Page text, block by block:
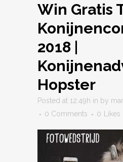
Win Gratis
2018 |
Hopster
Posted at 12:49h in by
0 Comments
0 Likes